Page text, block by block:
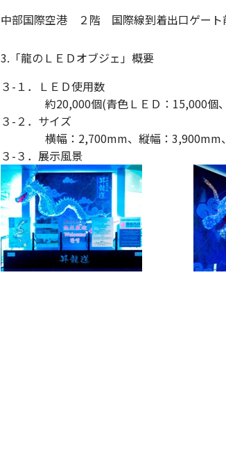
中部国際空港 ２階 国際線到着出口ゲート
3.「龍のＬＥＤオブジェ」概要
３-１．ＬＥＤ使用数
約20,000個(青色ＬＥＤ：15,000個、
３-２．サイズ
横幅：2,700mm、縦幅：3,900mm、
３-３．展示風景